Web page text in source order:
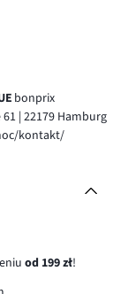
bonprix
| 22179 Hamburg
kontakt/
od 199 zł!